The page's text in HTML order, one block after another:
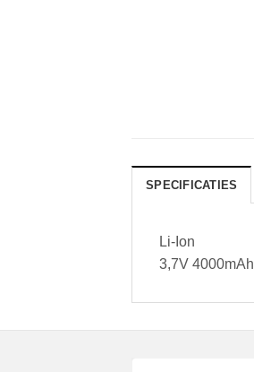
SPECIFICATIES
Li-Ion
3,7V 4000mAh